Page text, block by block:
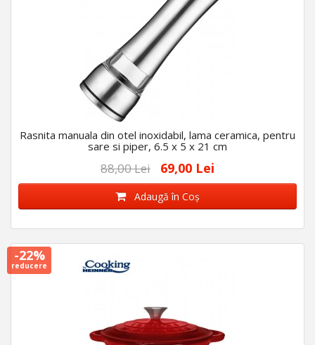
Rasnita manuala din otel inoxidabil, lama ceramica, pentru
sare si piper, 6.5 x 5 x 21 cm
88,00 Lei 69,00 Lei
Adaugă în Coş
-22%
reducere